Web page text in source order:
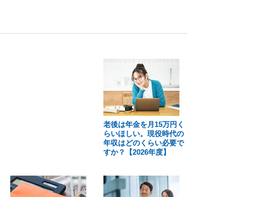
老後は年金を月15万円く
らいほしい。現役時代の
年収はどのくらい必要で
すか？【2026年度】